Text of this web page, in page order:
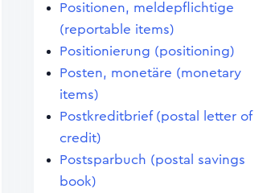
Positionen, meldepflichtige
(reportable items)
Positionierung (positioning)
Posten, monetäre (monetary
items)
Postkreditbrief (postal letter of
credit)
Postsparbuch (postal savings
book)